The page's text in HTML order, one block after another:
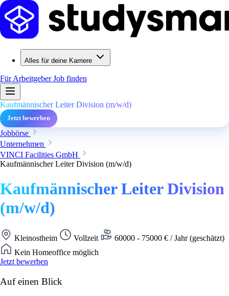
Alles für deine Karriere
Für ArbeitgeberJob finden
Kaufmännischer Leiter Division (m/w/d)
Jetzt bewerben
Jobbörse
Unternehmen
VINCI Facilities GmbH
Kaufmännischer Leiter Division (m/w/d)
Kaufmännischer Leiter Division
(m/w/d)
Kleinostheim Vollzeit
60000 - 75000 € / Jahr (geschätzt)
Kein Homeoffice möglich
Jetzt bewerben
Auf einen Blick